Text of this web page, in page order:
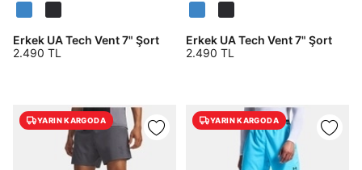
Erkek UA Tech Vent 7" Şort
2.490 TL
Erkek UA Tech Vent 7" Şort
2.490 TL
YARIN KARGODA YARIN KARGODA